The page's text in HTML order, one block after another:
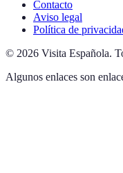
Contacto
Aviso legal
Política de
© 2026 Visita Española.
Algunos enlaces son